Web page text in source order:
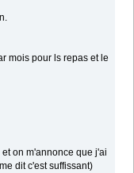
mois pour ls repas et le
on m'annonce que j'ai
dit c'est suffissant)